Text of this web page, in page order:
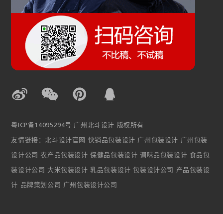
粤ICP备14095294号 广州北斗设计 版权所有
友情链接：北斗设计官网 快销品包装设计 广州包装设计 广州包装
设计公司农产品包装设计保健品包装设计调味品包装设计 食品包
装设计公司 大米包装设计乳品包装设计包装设计公司 产品包装设
计 品牌策划公司 广州包装设计公司